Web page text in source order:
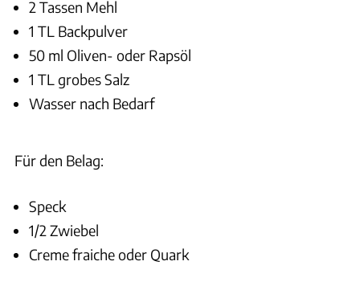
2 Tassen Mehl
1 TL Backpulver
50 ml Oliven- oder Rapsöl
1 TL grobes Salz
Wasser nach Bedarf
Für den Belag:
Speck
1/2 Zwiebel
Creme fraiche oder Quark